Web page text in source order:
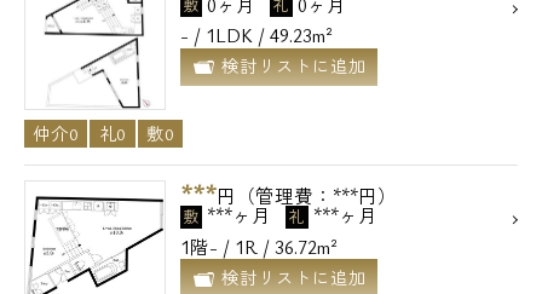
敷 礼
- / 1LDK / 49.23m²
検討リストに追加
仲介0 礼0 敷0
***円（管理費：***円）
敷 ***ヶ月 礼 ***ヶ月
1階- / 1R / 36.72m²
検討リストに追加